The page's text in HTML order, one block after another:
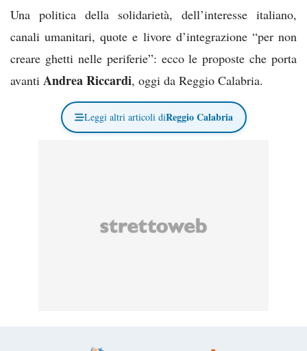
Una politica della solidarietà, dell’interesse italiano,
canali umanitari, quote e livore d’integrazione “per non
creare ghetti nelle periferie”: ecco le proposte che porta
avanti Andrea Riccardi, oggi da Reggio Calabria.
Leggi altri articoli diReggio Calabria